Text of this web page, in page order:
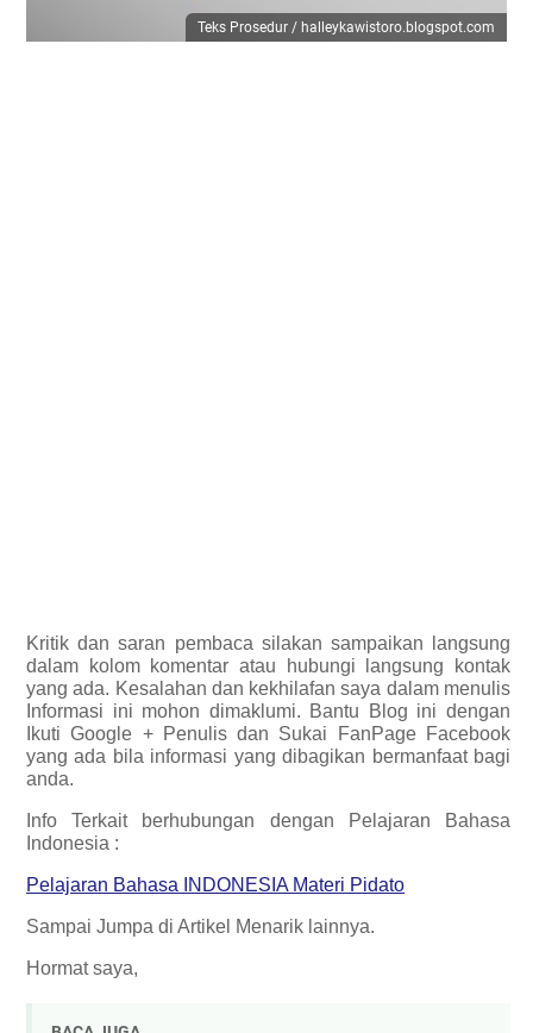
Teks Prosedur / halleykawistoro.blogspot.com
Kritik dan saran pembaca silakan sampaikan langsung
dalam kolom komentar atau hubungi langsung kontak
yang ada. Kesalahan dan kekhilafan saya dalam menulis
Informasi ini mohon dimaklumi. Bantu Blog ini dengan
Ikuti Google + Penulis dan Sukai FanPage Facebook
yang ada bila informasi yang dibagikan bermanfaat bagi
anda.
Info Terkait berhubungan dengan Pelajaran Bahasa
Indonesia :
Pelajaran Bahasa INDONESIA Materi Pidato
Sampai Jumpa di Artikel Menarik lainnya.
Hormat saya,